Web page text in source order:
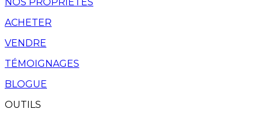
ACHETER
VENDRE
TÉMOIGNAGES
BLOGUE
OUTILS